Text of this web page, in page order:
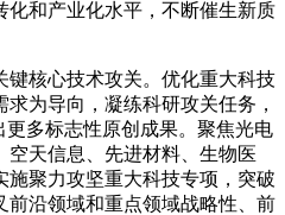
化和产业化水平，不断催生新质
核心技术攻关。优化重大科技
为导向，凝练科研攻关任务，
更多标志性原创成果。聚焦光电
天信息、先进材料、生物医
聚力攻坚重大科技专项，突破
前沿领域和重点领域战略性、前